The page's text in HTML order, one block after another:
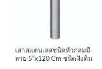
เสาสแตนเลสชนิดหัวกลมมี
ลาย 5”x120 Cm ชนิดฝังดิน